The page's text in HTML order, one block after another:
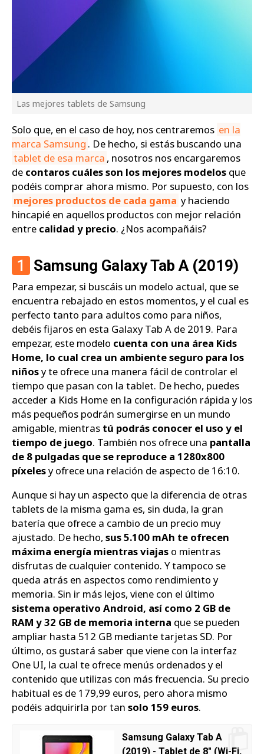
Las mejores tablets de Samsung
Solo que, en el caso de hoy, nos centraremos en la
marca Samsung . De hecho, si estás buscando una
tablet de esa marca , nosotros nos encargaremos
de contaros cuáles son los mejores modelos que
podéis comprar ahora mismo. Por supuesto, con los
mejores productos de cada gama y haciendo
hincapié en aquellos productos con mejor relación
entre calidad y precio. ¿Nos acompañáis?
1 Samsung Galaxy Tab A (2019)
Para empezar, si buscáis un modelo actual, que se
encuentra rebajado en estos momentos, y el cual es
perfecto tanto para adultos como para niños,
debéis fijaros en esta Galaxy Tab A de 2019. Para
empezar, este modelo cuenta con una área Kids
Home, lo cual crea un ambiente seguro para los
niñosy te ofrece una manera fácil de controlar el
tiempo que pasan con la tablet. De hecho, puedes
acceder a Kids Home en la configuración rápida y los
más pequeños podrán sumergirse en un mundo
amigable, mientras tú podrás conocer el uso y el
tiempo de juego. También nos ofrece una pantalla
de 8 pulgadas que se reproduce a 1280x800
píxelesy ofrece una relación de aspecto de 16:10.
Aunque si hay un aspecto que la diferencia de otras
tablets de la misma gama es, sin duda, la gran
batería que ofrece a cambio de un precio muy
ajustado. De hecho, sus 5.100 mAh te ofrecen
máxima energía mientras viajas o mientras
disfrutas de cualquier contenido. Y tampoco se
queda atrás en aspectos como rendimiento y
memoria. Sin ir más lejos, viene con el último
sistema operativo Android, así como 2 GB de
RAM y 32 GB de memoria interna que se pueden
ampliar hasta 512 GB mediante tarjetas SD. Por
último, os gustará saber que viene con la interfaz
One UI, la cual te ofrece menús ordenados y el
contenido que utilizas con más frecuencia. Su precio
habitual es de 179,99 euros, pero ahora mismo
podéis adquirirla por tan solo 159 euros.
Samsung Galaxy Tab A
(2019) - Tablet de 8" (Wi-Fi,